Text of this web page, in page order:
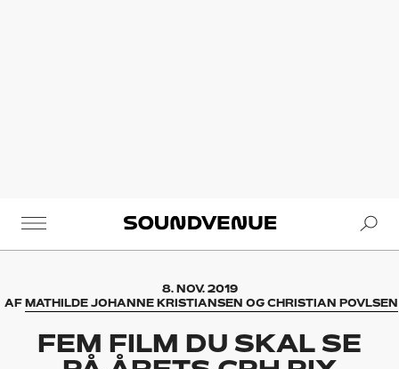
Soundvenue
8. NOV. 2019
AFMATHILDE JOHANNE KRISTIANSEN OG CHRISTIAN POVLSEN
FEM FILM DU SKAL SE